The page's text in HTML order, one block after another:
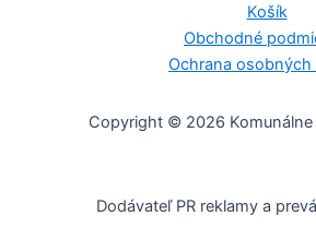
Košík
Obchodné
Ochrana osobných
Copyright © 2026
Dodávateľ PR reklamy a